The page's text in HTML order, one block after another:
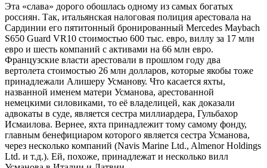
Эта «слава» дорого обошлась одному из самых богатых
россиян. Так, итальянская налоговая полиция арестовала на
Сардинии его пятитонный бронированный Mercedes Maybach
S650 Guard VR10 стоимостью 600 тыс. евро, виллу за 17 млн
евро и шесть компаний с активами на 66 млн евро.
Французские власти арестовали в прошлом году два
вертолета стоимостью 26 млн долларов, которые якобы тоже
принадлежали Алишеру Усманову. Что касается яхты,
названной именем матери Усманова, арестованной
немецкими силовиками, то её владелицей, как доказали
адвокаты в суде, является сестра миллиардера, Гульбахор
Исмаилова. Вернее, яхта принадлежит тому самому фонду,
главным бенефициаром которого является сестра Усманова,
через несколько компаний (Navis Marine Ltd., Almenor Holdings
Ltd. и т.д.). Ей, похоже, принадлежат и несколько вилл